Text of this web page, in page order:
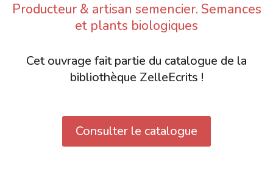
Producteur & artisan semencier. Semances
et plants biologiques
Cet ouvrage fait partie du catalogue de la
bibliothèque ZelleEcrits !
Consulter le catalogue